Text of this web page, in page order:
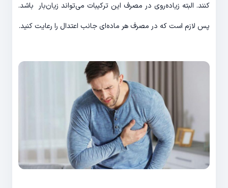
کنند. البته زیاده‌روی در مصرف این ترکیبات می‌تواند زیان‌بار باشد.
پس لازم است که در مصرف هر ماده‌ای جانب اعتدال را رعایت کنید.